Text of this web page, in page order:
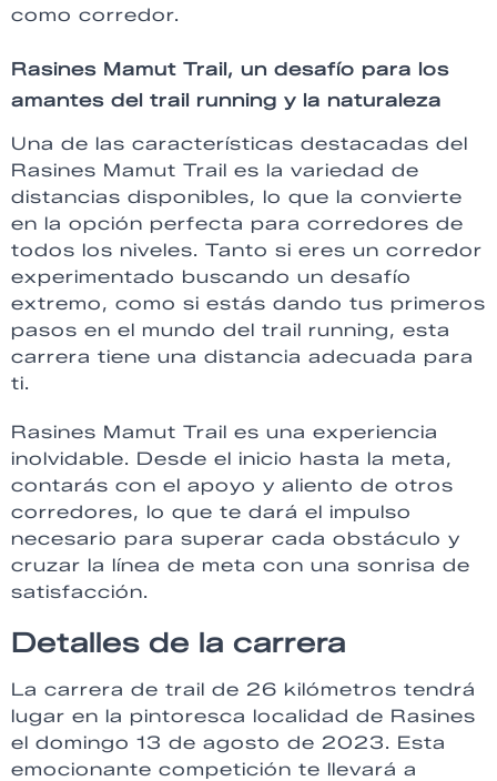
como corredor.
Rasines Mamut Trail, un desafío para los
amantes del trail running y la naturaleza
Una de las características destacadas del
Rasines Mamut Trail es la variedad de
distancias disponibles, lo que la convierte
en la opción perfecta para corredores de
todos los niveles. Tanto si eres un corredor
experimentado buscando un desafío
extremo, como si estás dando tus primeros
pasos en el mundo del trail running, esta
carrera tiene una distancia adecuada para
ti.
Rasines Mamut Trail es una experiencia
inolvidable. Desde el inicio hasta la meta,
contarás con el apoyo y aliento de otros
corredores, lo que te dará el impulso
necesario para superar cada obstáculo y
cruzar la línea de meta con una sonrisa de
satisfacción.
Detalles de la carrera
La carrera de trail de 26 kilómetros tendrá
lugar en la pintoresca localidad de Rasines
el domingo 13 de agosto de 2023. Esta
emocionante competición te llevará a